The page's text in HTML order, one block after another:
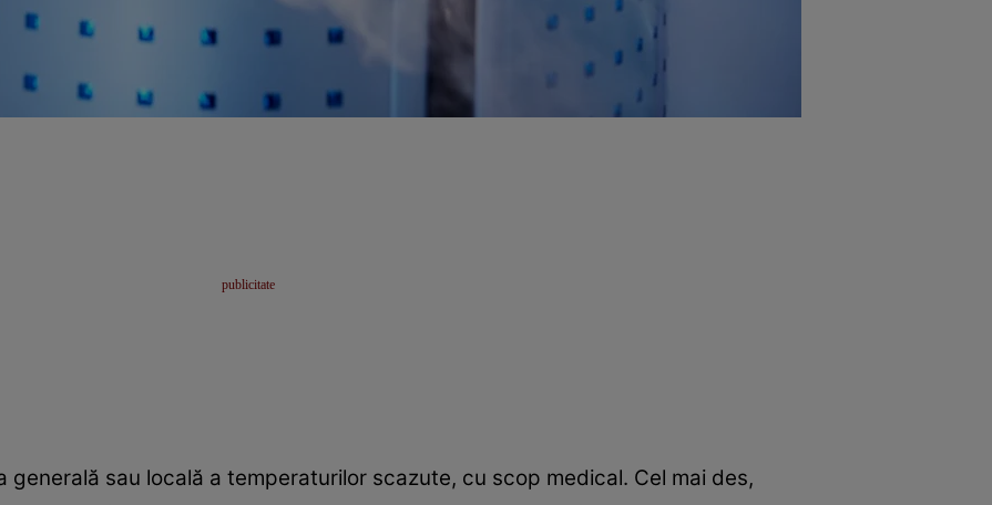
generală sau locală a temperaturilor scazute, cu scop medical. Cel mai des,